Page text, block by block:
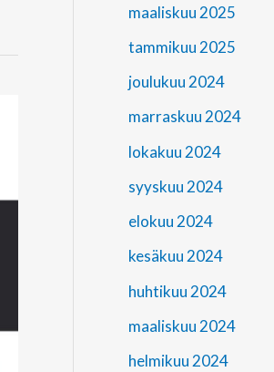
maaliskuu 2025
tammikuu 2025
joulukuu 2024
marraskuu 2024
lokakuu 2024
syyskuu 2024
elokuu 2024
kesäkuu 2024
huhtikuu 2024
maaliskuu 2024
helmikuu 2024